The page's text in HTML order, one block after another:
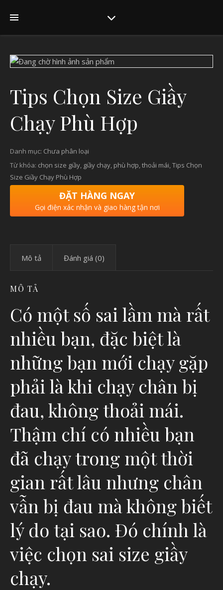
Tips Chọn Size Giầy
Chạy Phù Hợp
Danh mục: Chưa phân loại
Từ khóa: chọn size giầy, giầy chạy, phù hợp,thoải mái,Tips Chọn
Size Giầy Chạy Phù Hợp
ĐẶT HÀNG NGAY
Gọi điện xác nhận và giao hàng tận nơi
Mô tả Đánh giá (0)
MÔ TẢ
Có một số sai lầm mà rất
nhiều bạn, đặc biệt là
những bạn mới chạy gặp
phải là khi chạy chân bị
đau, không thoải mái.
Thậm chí có nhiều bạn
đã chạy trong một thời
gian rất lâu nhưng chân
vẫn bị đau mà không biết
lý do tại sao. Đó chính là
việc chọn sai size giầy
chạy.